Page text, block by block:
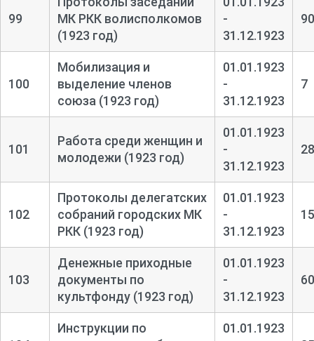
99
МК РКК волисполкомов
(1923 год)
-
31.12.1923
90
100
Мобилизация и
выделение членов
союза (1923 год)
01.01.1923
-
31.12.1923
7
101
Работа среди женщин и
молодежи (1923 год)
01.01.1923
-
31.12.1923
28
102
Протоколы делегатских
собраний городских МК
РКК (1923 год)
01.01.1923
-
31.12.1923
15
103
Денежные приходные
документы по
культфонду (1923 год)
01.01.1923
-
31.12.1923
60
Инструкции по
01.01.1923